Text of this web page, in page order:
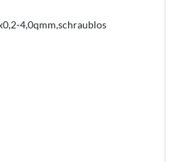
4,0qmm,schraublos